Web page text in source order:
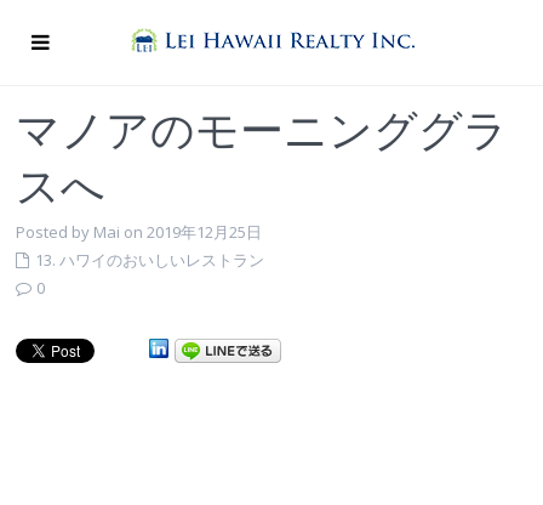
マノアのモーニンググラ
スへ
Posted by Mai on 2019年12月25日
13. ハワイのおいしいレストラン
0